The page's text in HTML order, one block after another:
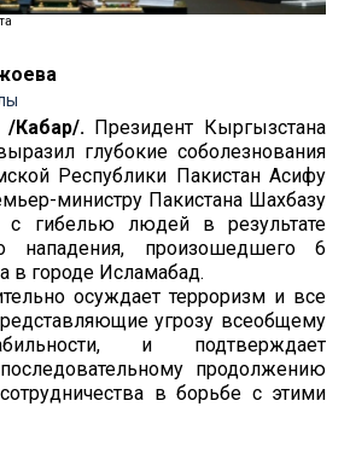
/Кабар/. Президент Кыргызстана
глубокие соболезнования
Республики Пакистан Асифу
министру Пакистана Шахбазу
гибелью людей в результате
нападения, произошедшего 6
в городе Исламабад.
осуждает терроризм и все
угрозу всеобщему
и подтверждает
продолжению
в борьбе с этими